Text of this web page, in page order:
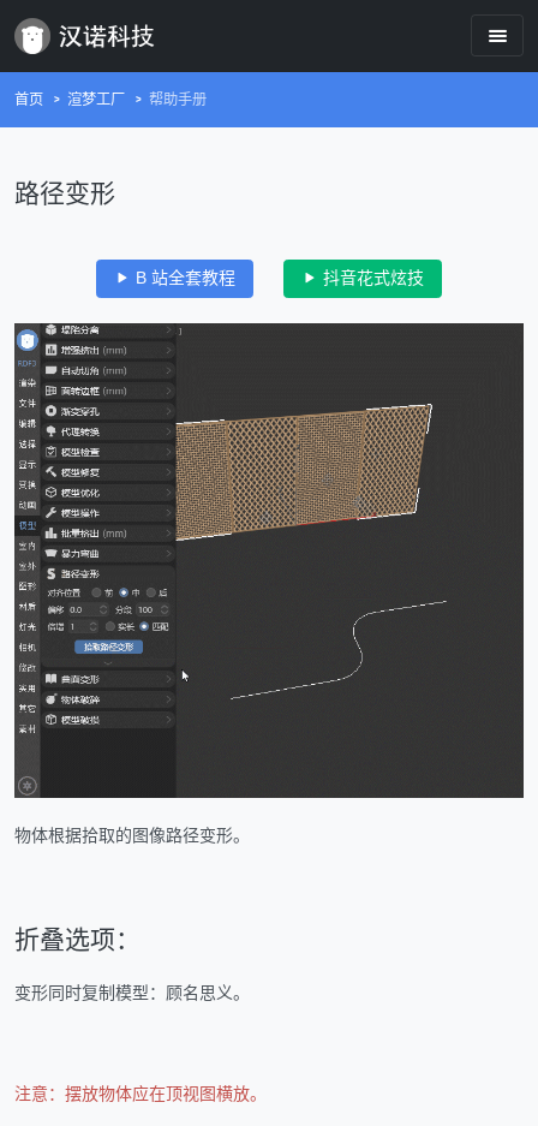
首页 渲梦工厂 帮助手册
路径变形
B 站全套教程 抖音花式炫技
物体根据拾取的图像路径变形。
折叠选项：
变形同时复制模型：顾名思义。
注意：摆放物体应在顶视图横放。